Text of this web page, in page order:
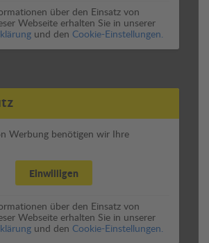
über den Einsatz von
Webseite erhalten Sie in unserer
und den Cookie-Einstellungen.
Werbung benötigen wir Ihre
Einwilligen
über den Einsatz von
Webseite erhalten Sie in unserer
und den Cookie-Einstellungen.